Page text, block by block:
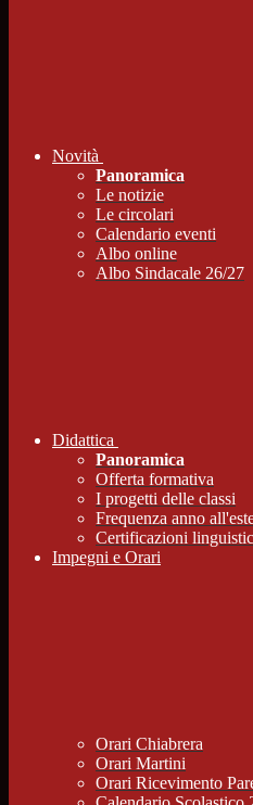
Novità
Panoramica
Le notizie
Le circolari
Calendario eventi
Albo online
Albo Sindacale 26/27
Didattica
Panoramica
Offerta formativa
I progetti delle classi
Frequenza anno
Certificazioni
Impegni e Orari
Orari Chiabrera
Orari Martini
Orari Ricevimento